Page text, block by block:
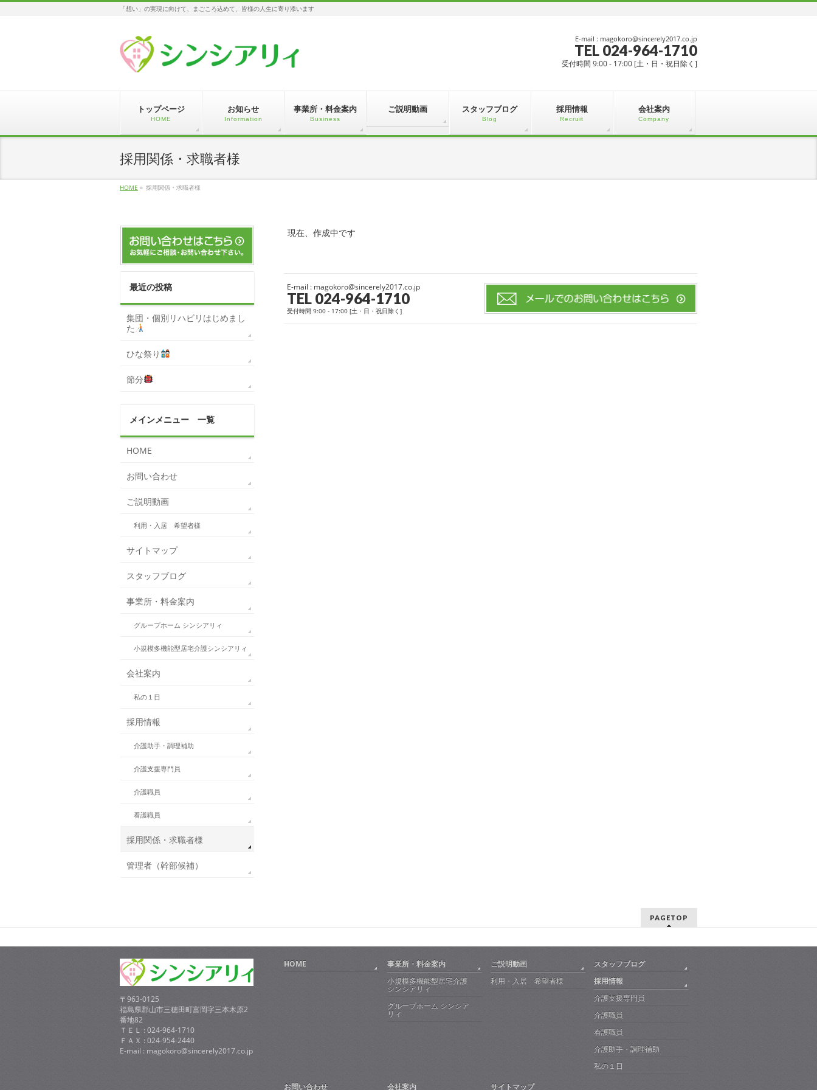
「想い」の実現に向けて、まごころ込めて、皆様の人生に寄り添います
E-mail : magokoro@sincerely2017.co.jp
TEL 024-964-1710
受付時間 9:00 - 17:00 [土・日・祝日除く]
トップページ
HOME
お知らせ
Information
事業所・料金案内
Business
ご説明動画 スタッフブログ
Blog
採用情報
Recruit
会社案内
Company
採用関係・求職者様
HOME » 採用関係・求職者様
現在、作成中です
E-mail : magokoro@sincerely2017.co.jp
TEL 024-964-1710
受付時間 9:00 - 17:00 [土・日・祝日除く]
最近の投稿
集団・個別リハビリはじめまし
た
ひな祭り
節分
メインメニュー 一覧
HOME
お問い合わせ
ご説明動画
利用・入居 希望者様
サイトマップ
スタッフブログ
事業所・料金案内
グループホーム シンシアリィ
小規模多機能型居宅介護シンシアリィ
会社案内
私の１日
採用情報
介護助手・調理補助
介護支援専門員
介護職員
看護職員
採用関係・求職者様
管理者（幹部候補）
PAGETOP
〒963-0125
福島県郡山市三穂田町富岡字三本木原2
番地82
ＴＥＬ : 024-964-1710
ＦＡＸ : 024-954-2440
E-mail : magokoro@sincerely2017.co.jp
HOME
事業所・料金案内
小規模多機能型居宅介護
シンシアリィ
グループホーム シンシア
リィ
ご説明動画
利用・入居 希望者様
スタッフブログ
採用情報
介護支援専門員
介護職員
看護職員
介護助手・調理補助
私の１日
お問い合わせ
会社案内 サイトマップ